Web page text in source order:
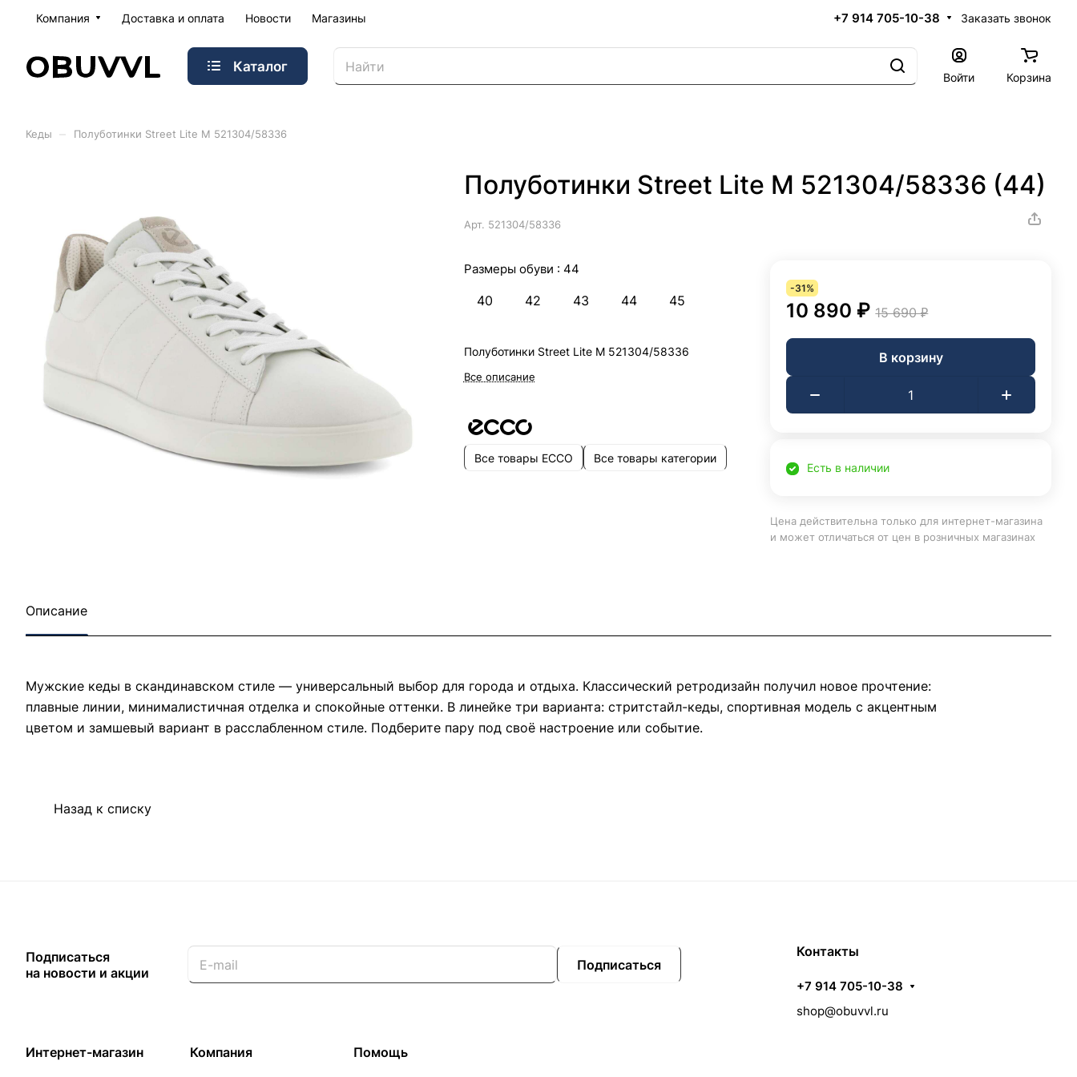
Компания Доставка и оплата Новости Магазины +7 914 705-10-38 Заказать звонок
Каталог
Войти Корзина
Кеды Полуботинки Street Lite M 521304/58336
Полуботинки Street Lite M 521304/58336 (44)
Арт. 521304/58336
Размеры обуви : 44
40 42 43 44 45
Полуботинки Street Lite M 521304/58336
Все описание
Все товары ECCO Все товары категории
-31%
10 890 ₽ 15 690 ₽
В корзину
Есть в наличии
Цена действительна только для интернет-магазина
и может отличаться от цен в розничных магазинах
Описание
Мужские кеды в скандинавском стиле — универсальный выбор для города и отдыха. Классический ретродизайн получил новое прочтение:
плавные линии, минималистичная отделка и спокойные оттенки. В линейке три варианта: стритстайл-кеды, спортивная модель с акцентным
цветом и замшевый вариант в расслабленном стиле. Подберите пару под своё настроение или событие.
Назад к списку
Подписаться
на новости и акции
Подписаться
Интернет-магазин Компания Помощь
Контакты
+7 914 705-10-38
shop@obuvvl.ru